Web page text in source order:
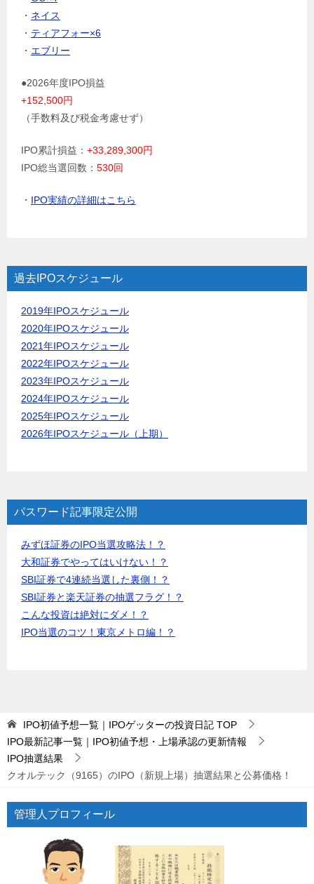
・ ネイス
・ ティアフォー×6
・ エブリー
●2026年度IPO損益
+152,500円
（手数料及び税金考慮せず）
IPO累計損益： +33,289,300円
IPO総当選回数： 530回
・ IPO実績の詳細はこちら
過去IPOスケジュール
2019年IPOスケジュール
2020年IPOスケジュール
2021年IPOスケジュール
2022年IPOスケジュール
2023年IPOスケジュール
2024年IPOスケジュール
2025年IPOスケジュール
2026年IPOスケジュール（上期）
パスワード記事限定公開
みずほ証券のIPO当選攻略法！？
大和証券でやってはいけない！？
SBI証券で4連続当選した裏側！？
SBI証券と楽天証券の抽選フラグ！？
こんな投資は絶対にダメ！？
IPO当選のコツ！東京メトロ編！？
IPO初値予想一覧｜IPOゲッターの投資日記 TOP
IPO最新記事一覧｜IPO初値予想・上場承認の更新情報
IPO抽選結果
クオルテック（9165）のIPO（新規上場）抽選結果と公募価格！
管理人プロフィール